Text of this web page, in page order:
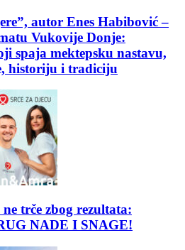
autor Enes Habibović –
Vukovije Donje:
spaja mektepsku nastavu,
historiju i tradiciju
trče zbog rezultata:
NADE I SNAGE!